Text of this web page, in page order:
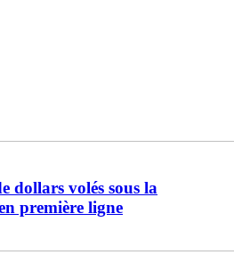
dollars volés sous la
première ligne